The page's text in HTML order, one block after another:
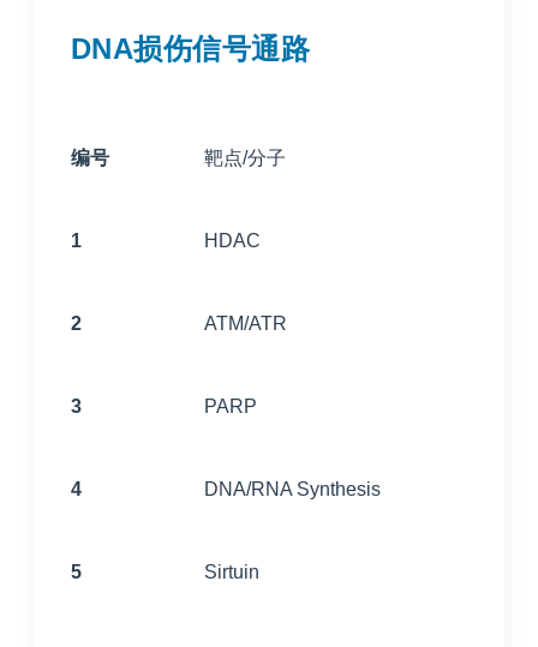
DNA损伤信号通路
编号 靶点/分子
1 HDAC
2 ATM/ATR
3 PARP
4 DNA/RNA Synthesis
5 Sirtuin